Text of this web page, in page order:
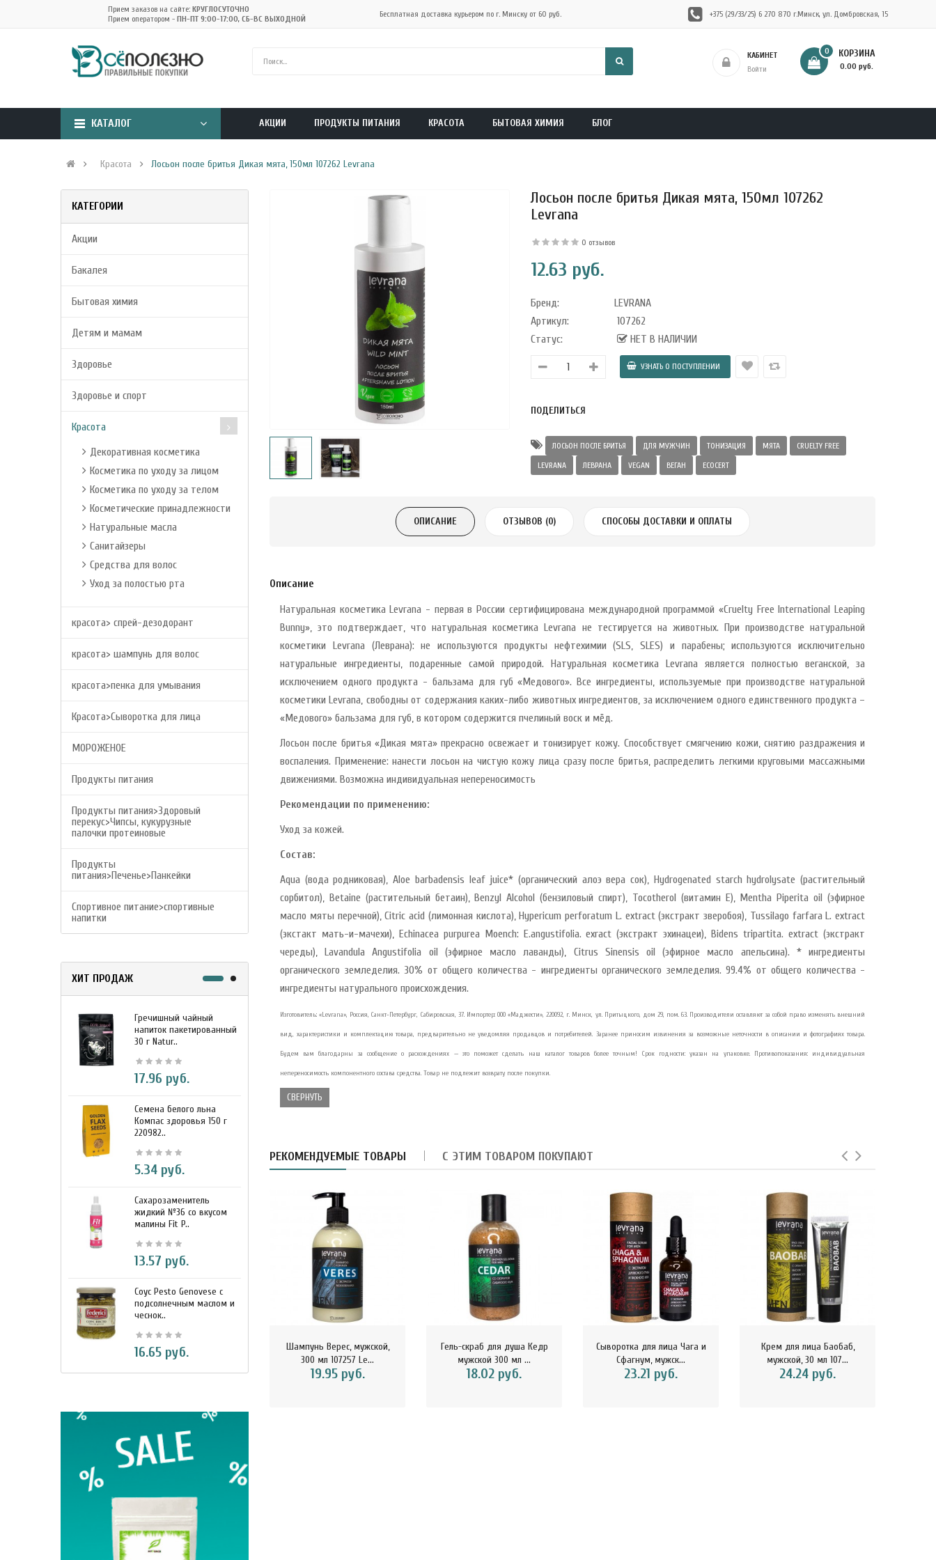
Прием заказов на сайте: КРУГЛОСУТОЧНО
Прием оператором - ПН-ПТ 9:00-17:00, СБ-ВС ВЫХОДНОЙ Бесплатная доставка курьером по г. Минску от 60 руб. +375 (29/33/25) 6 270 870 г.Минск, ул. Домбровская, 15
КОРЗИНА
0
- 0.00 руб.
КАБИНЕТ
Войти
КАТАЛОГ АКЦИИ ПРОДУКТЫ ПИТАНИЯ КРАСОТА БЫТОВАЯ ХИМИЯ БЛОГ
Красота Лосьон после бритья Дикая мята, 150мл 107262 Levrana
КАТЕГОРИИ
Акции
Бакалея
Бытовая химия
Детям и мамам
Здоровье
Здоровье и спорт
Красота
Декоративная косметика
Косметика по уходу за лицом
Косметика по уходу за телом
Косметические принадлежности
Натуральные масла
Санитайзеры
Средства для волос
Уход за полостью рта
красота> спрей-дезодорант
красота> шампунь для волос
красота>пенка для умывания
Красота>Сыворотка для лица
МОРОЖЕНОЕ
Продукты питания
Продукты питания>Здоровый
перекус>Чипсы, кукурузные
палочки протеиновые
Продукты
питания>Печенье>Панкейки
Спортивное питание>спортивные
напитки
ХИТ ПРОДАЖ
Гречишный чайный
напиток пакетированный
30 г Natur..
17.96 руб.
Семена белого льна
Компас здоровья 150 г
220982..
5.34 руб.
Сахарозаменитель
жидкий №36 со вкусом
малины Fit P..
13.57 руб.
Соус Pesto Genovese c
подсолнечным маслом и
чеснок..
16.65 руб.
Мармелад-суфле с
горьком шокола..
8.40 руб.
Зубная паста Укрепление
10.41 руб.
Масло из виноградных
косточек HUILE DE PEPINS
DE R..
32.29 руб.
Мини-хлебцы с лимоном
и имбирём Ешь здорово
75 г 1..
4.42 руб.
Лосьон после бритья Дикая мята, 150мл 107262
Levrana
0 отзывов
12.63 руб.
Бренд:
LEVRANA
Артикул:
107262
Статус:
НЕТ В НАЛИЧИИ
ПОДЕЛИТЬСЯ
ЛОСЬОН ПОСЛЕ БРИТЬЯ ДЛЯ МУЖЧИН ТОНИЗАЦИЯ МЯТА
CRUELTY FREE
LEVRANA
ЛЕВРАНА VEGAN ВЕГАН ECOCERT
ОПИСАНИЕ ОТЗЫВОВ (0) СПОСОБЫ ДОСТАВКИ И ОПЛАТЫ
Описание
Натуральная косметика Levrana - первая в России сертифицирована международной программой «Cruelty Free International Leaping
Bunny», это подтверждает, что натуральная косметика Levrana не тестируется на животных. При производстве натуральной
косметики Levrana (Леврана): не используются продукты нефтехимии (SLS, SLES) и парабены; используются исключительно
натуральные ингредиенты, подаренные самой природой. Натуральная косметика Levrana является полностью веганской, за
исключением одного продукта - бальзама для губ «Медового». Все ингредиенты, используемые при производстве натуральной
косметики Levrana, свободны от содержания каких-либо животных ингредиентов, за исключением одного единственного продукта –
«Медового» бальзама для губ, в котором содержится пчелиный воск и мёд.
Лосьон после бритья «Дикая мята» прекрасно освежает и тонизирует кожу. Способствует смягчению кожи, снятию раздражения и
воспаления. Применение: нанести лосьон на чистую кожу лица сразу после бритья, распределить легкими круговыми массажными
движениями. Возможна индивидуальная непереносимость
Рекомендации по применению:
Уход за кожей.
Состав:
Aqua (вода родниковая), Aloe barbadensis leaf juice* (органический алоэ вера сок), Hydrogenated starch hydrolysate (растительный
сорбитол), Betaine (растительный бетаин), Benzyl Alcohol (бензиловый спирт), Tocotherol (витамин Е), Mentha Piperita oil (эфирное
масло мяты перечной), Citric acid (лимонная кислота), Hypericum perforatum L. extract (экстракт зверобоя), Tussilago farfara L. extract
(экстакт мать-и-мачехи), Echinacea purpurea Moench: E.angustifolia. exract (экстракт эхинацеи), Bidens tripartita. extract (экстракт
череды), Lavandula Angustifolia oil (эфирное масло лаванды), Citrus Sinensis oil (эфирное масло апельсина). * ингредиенты
органического земледелия. 30% от общего количества - ингредиенты органического земледелия. 99.4% от общего количества -
ингредиенты натурального происхождения.
Изготовитель: «Levrana», Россия, Санкт-Петербург, Сабировская, 37. Импортер: ООО «Маджести», 220092, г. Минск, ул. Притыцкого, дом 29, пом. 63. Производители оставляют за собой право изменять внешний
вид, характеристики и комплектацию товара, предварительно не уведомляя продавцов и потребителей. Заранее приносим извинения за возможные неточности в описании и фотографиях товара.
Будем вам благодарны за сообщение о расхождениях — это поможет сделать наш каталог товаров более точным! Срок годности: указан на упаковке. Противопоказания: индивидуальная
непереносимость компонентного состава средства. Товар не подлежит возврату после покупки.
СВЕРНУТЬ
РЕКОМЕНДУЕМЫЕ ТОВАРЫ С ЭТИМ ТОВАРОМ ПОКУПАЮТ
Шампунь Верес, мужской,
300 мл 107257 Le...
19.95 руб.
Гель-скраб для душа Кедр
мужской 300 мл ...
18.02 руб.
Сыворотка для лица Чага и
Сфагнум, мужск...
23.21 руб.
Крем для лица Баобаб,
мужской, 30 мл 107...
24.24 руб.